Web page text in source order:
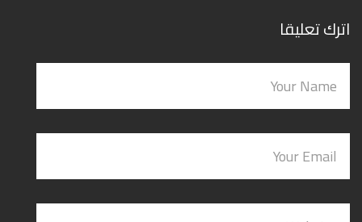
اترك تعليقا